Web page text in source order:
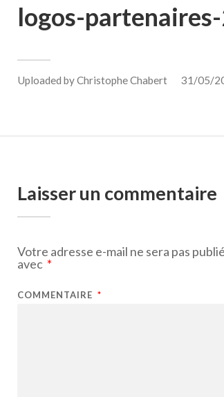
logos-
Uploaded byChristophe Chabert 31/05/
Laisser un commentaire
Votre adresse e-mail ne sera pas
avec *
COMMENTAIRE *